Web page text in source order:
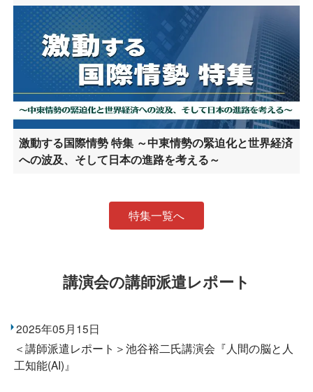
激動する国際情勢 特集 ～中東情勢の緊迫化と世界経済
への波及、そして日本の進路を考える～
特集一覧へ
講演会の講師派遣レポート
2025年05月15日
＜講師派遣レポート＞池谷裕二氏講演会『人間の脳と人
工知能(AI)』